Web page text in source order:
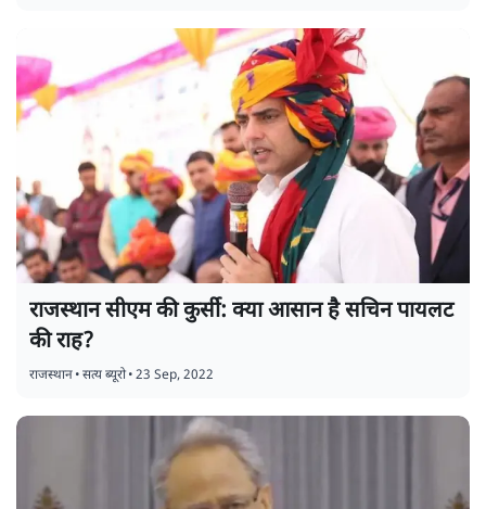
राजस्थान सीएम की कुर्सी: क्या आसान है सचिन पायलट
की राह?
राजस्थान•सत्य ब्यूरो•23 Sep, 2022